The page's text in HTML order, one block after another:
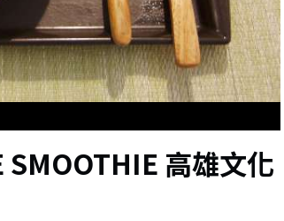
高雄文化